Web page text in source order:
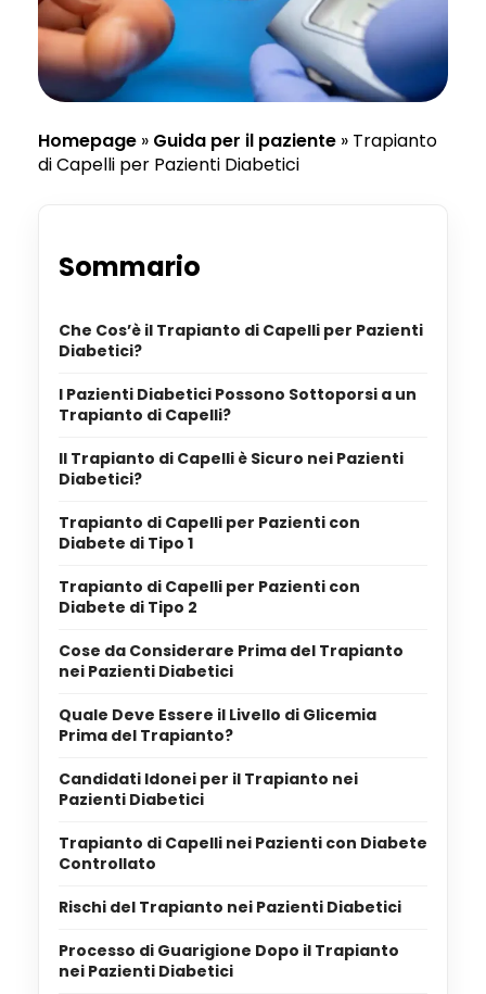
Homepage » Guida per il paziente » Trapianto
di Capelli per Pazienti Diabetici
Sommario
Che Cos’è il Trapianto di Capelli per Pazienti
Diabetici?
I Pazienti Diabetici Possono Sottoporsi a un
Trapianto di Capelli?
Il Trapianto di Capelli è Sicuro nei Pazienti
Diabetici?
Trapianto di Capelli per Pazienti con
Diabete di Tipo 1
Trapianto di Capelli per Pazienti con
Diabete di Tipo 2
Cose da Considerare Prima del Trapianto
nei Pazienti Diabetici
Quale Deve Essere il Livello di Glicemia
Prima del Trapianto?
Candidati Idonei per il Trapianto nei
Pazienti Diabetici
Trapianto di Capelli nei Pazienti con Diabete
Controllato
Rischi del Trapianto nei Pazienti Diabetici
Processo di Guarigione Dopo il Trapianto
nei Pazienti Diabetici